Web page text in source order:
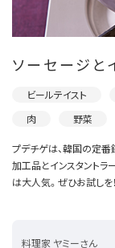
ソーセージと
ビールテイスト
肉
野菜
プデチゲは、韓国の定番
加工品とインスタントラ
は大人気。ぜひお試しを！
料理家 ヤミーさん